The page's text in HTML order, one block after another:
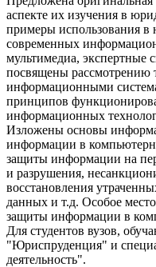
аспекте их изучения в
примеры использования в
современных
мультимедиа, экспертные
посвящены рассмотрению
информационными
принципов
информационных
Изложены основы
информации в
защиты информации на
и разрушения,
восстановления
данных и т.д. Особое
защиты информации в
Для студентов вузов,
"Юриспруденция" и
деятельность".